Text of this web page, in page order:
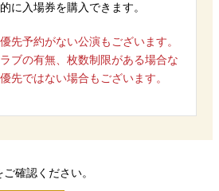
に入場券を購入できます。
先予約がない公演もございます。
ブの有無、枚数制限がある場合な
先ではない場合もございます。
確認ください。